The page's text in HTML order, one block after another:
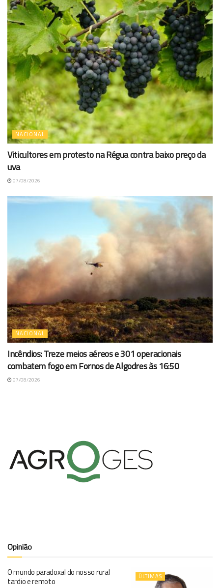
NACIONAL
Viticultores em protesto na Régua contra baixo preço da
uva
07/08/2026
NACIONAL
Incêndios: Treze meios aéreos e 301 operacionais
combatem fogo em Fornos de Algodres às 16:50
07/08/2026
Opinião
ÚLTIMAS
O mundo paradoxal do nosso rural
tardio e remoto